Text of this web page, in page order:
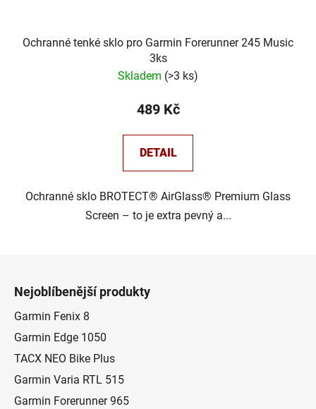
Ochranné tenké sklo pro Garmin Forerunner 245 Music
3ks
Skladem (>3 ks)
489 Kč
DETAIL
Ochranné sklo BROTECT® AirGlass® Premium Glass
Screen – to je extra pevný a...
Nejoblíbenější produkty
Garmin Fenix 8
Garmin Edge 1050
TACX NEO Bike Plus
Garmin Varia RTL 515
Garmin Forerunner 965